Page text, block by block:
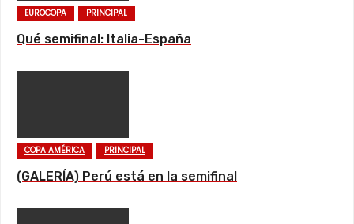
EUROCOPA PRINCIPAL
Qué semifinal: Italia-España
COPA AMÉRICA PRINCIPAL
(GALERÍA) Perú está en la semifinal